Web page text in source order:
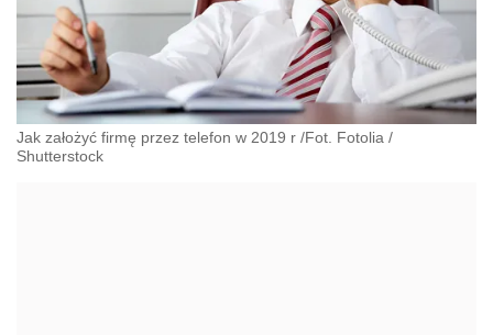
Jak założyć firmę przez telefon w 2019 r /Fot. Fotolia /
Shutterstock